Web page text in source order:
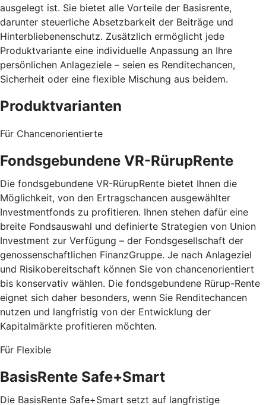
ausgelegt ist. Sie bietet alle Vorteile der Basisrente,
darunter steuerliche Absetzbarkeit der Beiträge und
Hinterbliebenenschutz. Zusätzlich ermöglicht jede
Produktvariante eine individuelle Anpassung an Ihre
persönlichen Anlageziele – seien es Renditechancen,
Sicherheit oder eine flexible Mischung aus beidem.
Produktvarianten
Für Chancenorientierte
Fondsgebundene VR-RürupRente
Die fondsgebundene VR-RürupRente bietet Ihnen die
Möglichkeit, von den Ertragschancen ausgewählter
Investmentfonds zu profitieren. Ihnen stehen dafür eine
breite Fondsauswahl und definierte Strategien von Union
Investment zur Verfügung – der Fondsgesellschaft der
genossenschaftlichen FinanzGruppe. Je nach Anlageziel
und Risikobereitschaft können Sie von chancenorientiert
bis konservativ wählen. Die fondsgebundene Rürup-Rente
eignet sich daher besonders, wenn Sie Renditechancen
nutzen und langfristig von der Entwicklung der
Kapitalmärkte profitieren möchten.
Für Flexible
BasisRente Safe+Smart
Die BasisRente Safe+Smart setzt auf langfristige